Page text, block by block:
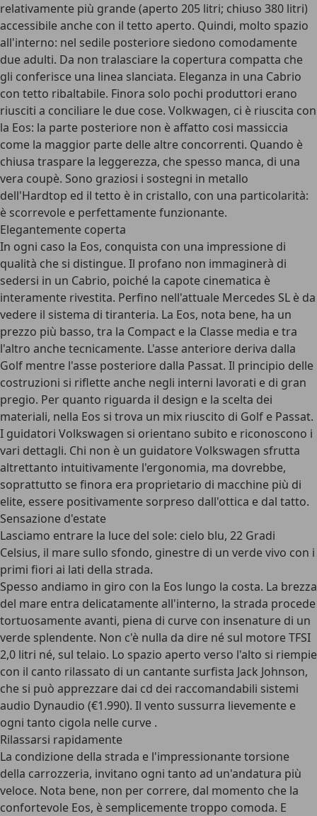
relativamente più grande (aperto 205 litri; chiuso 380 litri)
accessibile anche con il tetto aperto. Quindi, molto spazio
all'interno: nel sedile posteriore siedono comodamente
due adulti. Da non tralasciare la copertura compatta che
gli conferisce una linea slanciata. Eleganza in una Cabrio
con tetto ribaltabile. Finora solo pochi produttori erano
riusciti a conciliare le due cose. Volkwagen, ci è riuscita con
la Eos: la parte posteriore non è affatto cosi massiccia
come la maggior parte delle altre concorrenti. Quando è
chiusa traspare la leggerezza, che spesso manca, di una
vera coupè. Sono graziosi i sostegni in metallo
dell'Hardtop ed il tetto è in cristallo, con una particolarità:
è scorrevole e perfettamente funzionante.
Elegantemente coperta
In ogni caso la Eos, conquista con una impressione di
qualità che si distingue. Il profano non immaginerà di
sedersi in un Cabrio, poiché la capote cinematica è
interamente rivestita. Perfino nell'attuale Mercedes SL è da
vedere il sistema di tiranteria. La Eos, nota bene, ha un
prezzo più basso, tra la Compact e la Classe media e tra
l'altro anche tecnicamente. L'asse anteriore deriva dalla
Golf mentre l'asse posteriore dalla Passat. Il principio delle
costruzioni si riflette anche negli interni lavorati e di gran
pregio. Per quanto riguarda il design e la scelta dei
materiali, nella Eos si trova un mix riuscito di Golf e Passat.
I guidatori Volkswagen si orientano subito e riconoscono i
vari dettagli. Chi non è un guidatore Volkswagen sfrutta
altrettanto intuitivamente l'ergonomia, ma dovrebbe,
soprattutto se finora era proprietario di macchine più di
elite, essere positivamente sorpreso dall'ottica e dal tatto.
Sensazione d'estate
Lasciamo entrare la luce del sole: cielo blu, 22 Gradi
Celsius, il mare sullo sfondo, ginestre di un verde vivo con i
primi fiori ai lati della strada.
Spesso andiamo in giro con la Eos lungo la costa. La brezza
del mare entra delicatamente all'interno, la strada procede
tortuosamente avanti, piena di curve con insenature di un
verde splendente. Non c'è nulla da dire né sul motore TFSI
2,0 litri né, sul telaio. Lo spazio aperto verso l'alto si riempie
con il canto rilassato di un cantante surfista Jack Johnson,
che si può apprezzare dai cd dei raccomandabili sistemi
audio Dynaudio (€1.990). Il vento sussurra lievemente e
ogni tanto cigola nelle curve .
Rilassarsi rapidamente
La condizione della strada e l'impressionante torsione
della carrozzeria, invitano ogni tanto ad un'andatura più
veloce. Nota bene, non per correre, dal momento che la
confortevole Eos, è semplicemente troppo comoda. E